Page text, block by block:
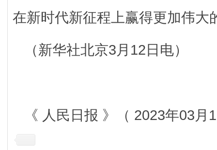
在新时代新征程上赢得更加伟大
（新华社北京3月12日电）
《 人民日报 》（ 2023年03月